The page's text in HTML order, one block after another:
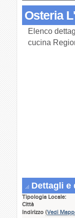
Osteria
Elenco
cucina
Dettagli e
Tipologia Locale:
Città
Indirizzo (Vedi